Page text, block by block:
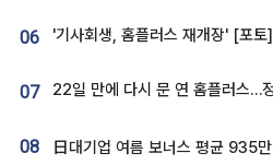
06 '기사회생, 홈플러스 재개장' [포토]
07
08